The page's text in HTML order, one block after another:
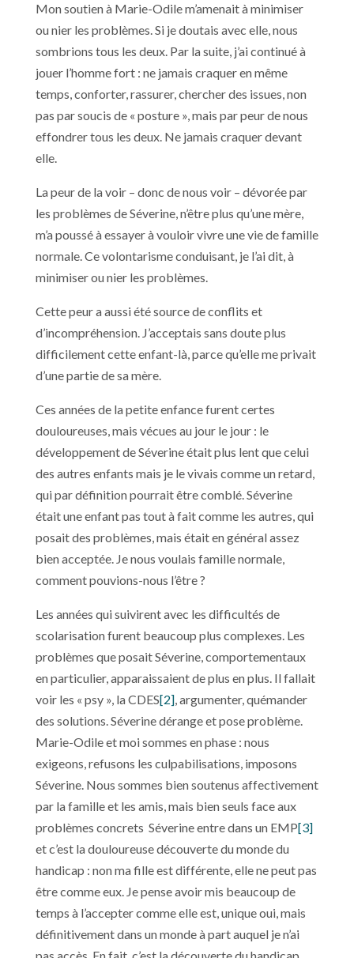
Mon soutien à Marie-Odile m’amenait à minimiser
ou nier les problèmes. Si je doutais avec elle, nous
sombrions tous les deux. Par la suite, j’ai continué à
jouer l’homme fort : ne jamais craquer en même
temps, conforter, rassurer, chercher des issues, non
pas par soucis de « posture », mais par peur de nous
effondrer tous les deux. Ne jamais craquer devant
elle.
La peur de la voir – donc de nous voir – dévorée par
les problèmes de Séverine, n’être plus qu’une mère,
m’a poussé à essayer à vouloir vivre une vie de famille
normale. Ce volontarisme conduisant, je l’ai dit, à
minimiser ou nier les problèmes.
Cette peur a aussi été source de conflits et
d’incompréhension. J’acceptais sans doute plus
difficilement cette enfant-là, parce qu’elle me privait
d’une partie de sa mère.
Ces années de la petite enfance furent certes
douloureuses, mais vécues au jour le jour : le
développement de Séverine était plus lent que celui
des autres enfants mais je le vivais comme un retard,
qui par définition pourrait être comblé. Séverine
était une enfant pas tout à fait comme les autres, qui
posait des problèmes, mais était en général assez
bien acceptée. Je nous voulais famille normale,
comment pouvions-nous l’être ?
Les années qui suivirent avec les difficultés de
scolarisation furent beaucoup plus complexes. Les
problèmes que posait Séverine, comportementaux
en particulier, apparaissaient de plus en plus. Il fallait
voir les « psy », la CDES[2], argumenter, quémander
des solutions. Séverine dérange et pose problème.
Marie-Odile et moi sommes en phase : nous
exigeons, refusons les culpabilisations, imposons
Séverine. Nous sommes bien soutenus affectivement
par la famille et les amis, mais bien seuls face aux
problèmes concrets Séverine entre dans un EMP[3]
et c’est la douloureuse découverte du monde du
handicap : non ma fille est différente, elle ne peut pas
être comme eux. Je pense avoir mis beaucoup de
temps à l’accepter comme elle est, unique oui, mais
définitivement dans un monde à part auquel je n’ai